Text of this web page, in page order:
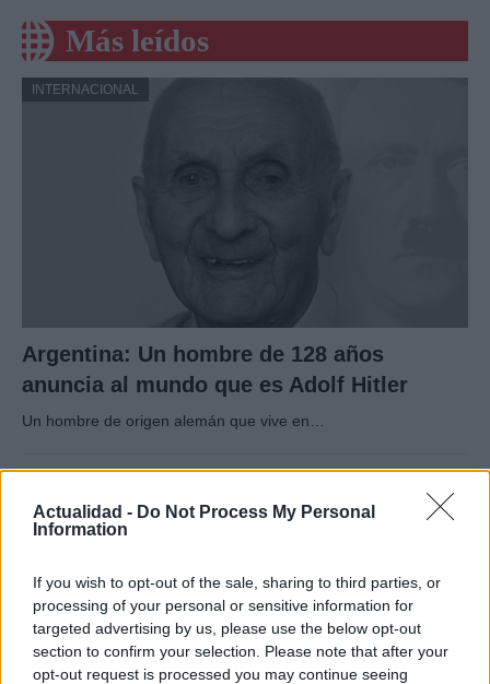
Actualidad - Do Not Process My Personal
Information
If you wish to opt-out of the sale, sharing to third parties, or
processing of your personal or sensitive information for
targeted advertising by us, please use the below opt-out
section to confirm your selection. Please note that after your
opt-out request is processed you may continue seeing
Más leídos
INTERNACIONAL
Argentina: Un hombre de 128 años
anuncia al mundo que es Adolf Hitler
Un hombre de origen alemán que vive en…